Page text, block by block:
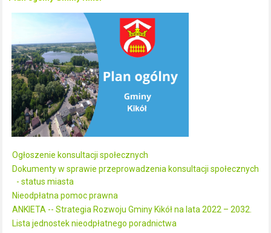
Ogłoszenie konsultacji społecznych
Dokumenty w sprawie przeprowadzenia konsultacji społecznych
- status miasta
Nieodpłatna pomoc prawna
ANKIETA -- Strategia Rozwoju Gminy Kikół na lata 2022 – 2032.
Lista jednostek nieodpłatnego poradnictwa